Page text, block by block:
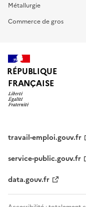
Métallurgie
Commerce de gros
RÉPUBLIQUE
FRANÇAISE
travail-emploi.gouv.fr
service-public.gouv.fr
data.gouv.fr